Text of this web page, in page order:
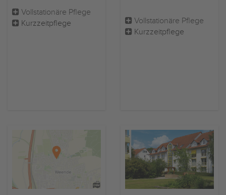
Vollstationäre Pflege
Kurzzeitpflege
Vollstationäre Pflege
Kurzzeitpflege